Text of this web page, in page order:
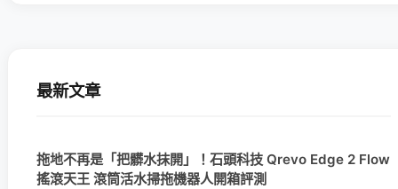
最新文章
拖地不再是「把髒水抹開」！石頭科技 Qrevo Edge 2 Flow
搖滾天王 滾筒活水掃拖機器人開箱評測